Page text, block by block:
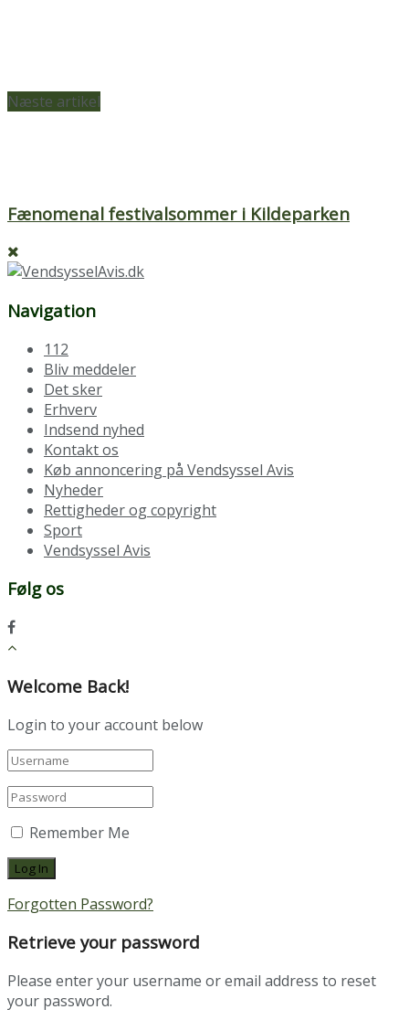
Næste artikel
Fænomenal festivalsommer i Kildeparken
Navigation
112
Bliv meddeler
Det sker
Erhverv
Indsend nyhed
Kontakt os
Køb annoncering på Vendsyssel Avis
Nyheder
Rettigheder og copyright
Sport
Vendsyssel Avis
Følg os
Welcome Back!
Login to your account below
Remember Me
Forgotten Password?
Retrieve your password
Please enter your username or email address to reset
your password.